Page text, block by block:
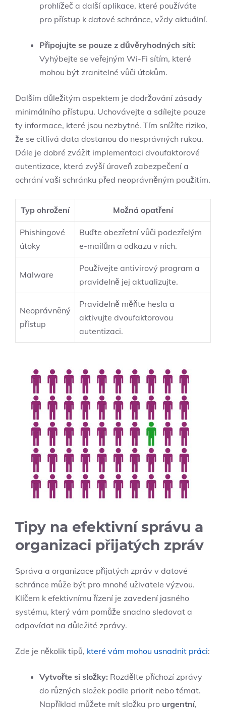
prohlížeč a další aplikace, které používáte
pro přístup k datové schránce, vždy aktuální.
Připojujte se pouze z důvěryhodných sítí:
Vyhýbejte se veřejným Wi-Fi sítím, které
mohou být zranitelné vůči útokům.
Dalším důležitým aspektem je dodržování zásady
minimálního přístupu. Uchovávejte a sdílejte pouze
ty informace, které jsou nezbytné. Tím snížíte riziko,
že se citlivá data dostanou do nesprávných rukou.
Dále je dobré zvážit implementaci dvoufaktorové
autentizace, která zvýší úroveň zabezpečení a
ochrání vaši schránku před neoprávněným použitím.
Typ ohrožení Možná opatření
Phishingové
útoky
Buďte obezřetní vůči podezřelým
e-mailům a odkazu v nich.
Malware
Používejte antivirový program a
pravidelně jej aktualizujte.
Neoprávněný
přístup
Pravidelně měňte hesla a
aktivujte dvoufaktorovou
autentizaci.
Tipy na efektivní správu a
organizaci přijatých zpráv
Správa a organizace přijatých zpráv v datové
schránce může být pro mnohé uživatele výzvou.
Klíčem k efektivnímu řízení je zavedení jasného
systému, který vám pomůže snadno sledovat a
odpovídat na důležité zprávy.
Zde je několik tipů, které vám mohou usnadnit práci:
Vytvořte si složky: Rozdělte příchozí zprávy
do různých složek podle priorit nebo témat.
Například můžete mít složku pro urgentní,